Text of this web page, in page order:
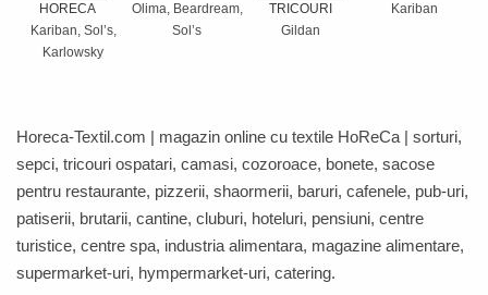
HORECA
Kariban, Sol’s,
Karlowsky
Olima, Beardream,
Sol’s
TRICOURI
Gildan
Kariban
Horeca-Textil.com | magazin online cu textile HoReCa | sorturi,
sepci, tricouri ospatari, camasi, cozoroace, bonete, sacose
pentru restaurante, pizzerii, shaormerii, baruri, cafenele, pub-uri,
patiserii, brutarii, cantine, cluburi, hoteluri, pensiuni, centre
turistice, centre spa, industria alimentara, magazine alimentare,
supermarket-uri, hympermarket-uri, catering.